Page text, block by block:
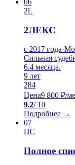
2L
2ЛЕКС
с 2017 года·
Сильная
6.4 месяца.
9 лет
284
Цена9 800 ₽/
9.2/ 10
Подробнее →
07
ПС
Полное